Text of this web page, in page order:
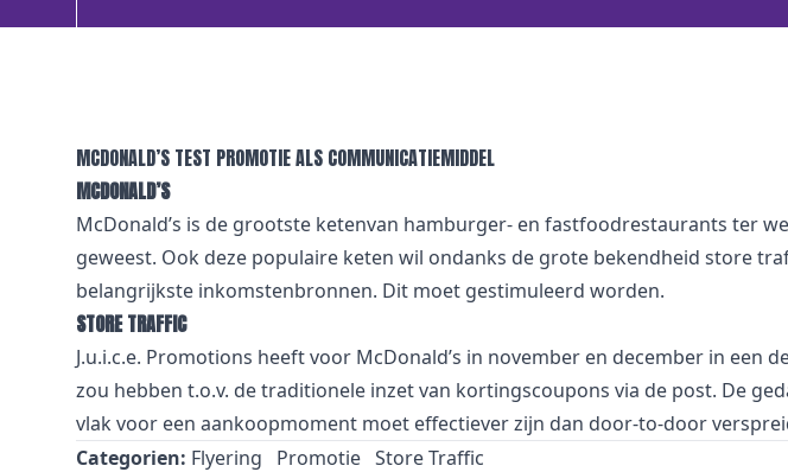
MCDONALD’S TEST PROMOTIE ALS COMMUNICATIEMIDDEL
MCDONALD’S
McDonald’s is de grootste ketenvan hamburger- en fastfoodrestaurants ter
geweest. Ook deze populaire keten wil ondanks de grote bekendheid store
belangrijkste inkomstenbronnen. Dit moet gestimuleerd worden.
STORE TRAFFIC
J.u.i.c.e. Promotions heeft voor McDonald’s in november en december in
zou hebben t.o.v. de traditionele inzet van kortingscoupons via de post. De
vlak voor een aankoopmoment moet effectiever zijn dan door-to-door
Categorien: Flyering Promotie Store Traffic